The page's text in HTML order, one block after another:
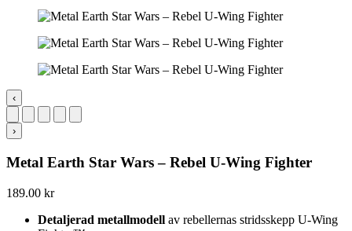
‹
›
Metal Earth Star Wars – Rebel U-Wing Fighter
189.00 kr
Detaljerad metallmodell av rebellernas stridsskepp U-Wing